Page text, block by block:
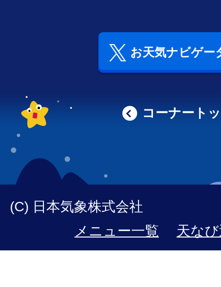
お天気ナビゲー
コーナート
(C) 日本気象株式会社
メニュー一覧
天な